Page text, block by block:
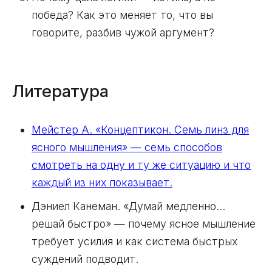
победа? Как это меняет то, что вы
говорите, разбив чужой аргумент?
Литература
Мейстер А. «Концептикон. Семь линз для
ясного мышления» — семь способов
смотреть на одну и ту же ситуацию и что
каждый из них показывает.
Дэниел Канеман. «Думай медленно…
решай быстро» — почему ясное мышление
требует усилия и как система быстрых
суждений подводит.